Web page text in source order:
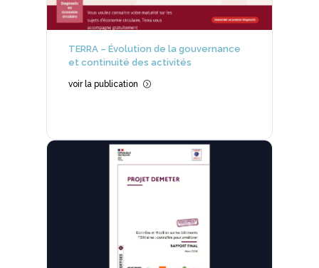
TERRA – Évolution de la gouvernance
et continuité des activités
voir la publication =